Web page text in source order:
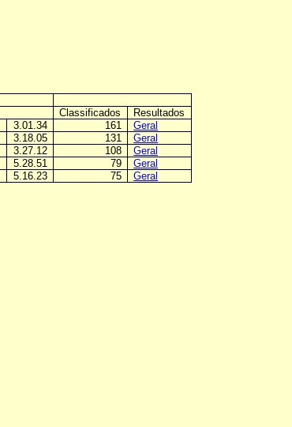
Classificados
Resultados
3.01.34 161
Geral
3.18.05 131
Geral
3.27.12 108
Geral
5.28.51 79
Geral
5.16.23 75 Geral